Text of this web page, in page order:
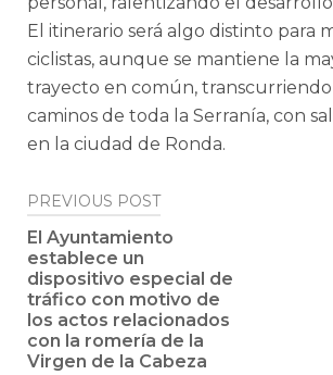
El itinerario será algo distinto para
ciclistas, aunque se mantiene la
trayecto en común, transcurriendo
caminos de toda la Serranía, con
en la ciudad de Ronda.
Post
navigation
PREVIOUS POST
El Ayuntamiento
establece un
dispositivo especial de
tráfico con motivo de
los actos relacionados
con la romería de la
Virgen de la Cabeza